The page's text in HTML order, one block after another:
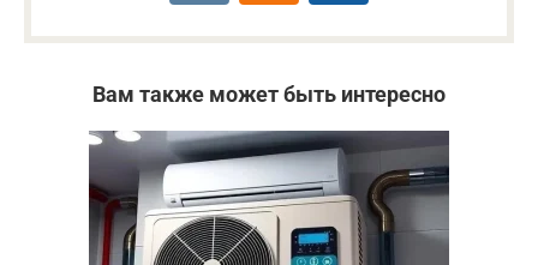
Вам также может быть интересно